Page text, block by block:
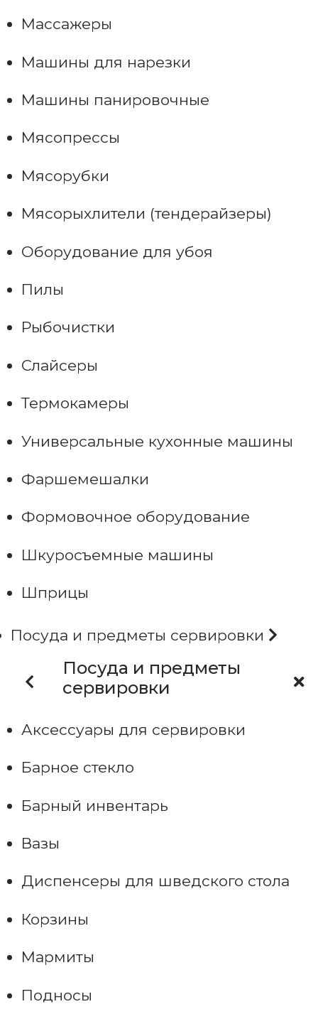
Массажеры
Машины для нарезки
Машины панировочные
Мясопрессы
Мясорубки
Мясорыхлители (тендерайзеры)
Оборудование для убоя
Пилы
Рыбочистки
Слайсеры
Термокамеры
Универсальные кухонные машины
Фаршемешалки
Формовочное оборудование
Шкуросъемные машины
Шприцы
Посуда и предметы сервировки
Посуда и предметы
сервировки
Аксессуары для сервировки
Барное стекло
Барный инвентарь
Вазы
Диспенсеры для шведского стола
Корзины
Мармиты
Подносы